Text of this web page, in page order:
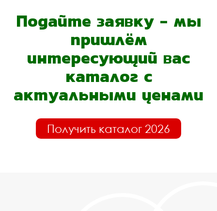
Подайте заявку - мы
пришлём
интересующий вас
каталог с
актуальными ценами
Получить каталог 2026